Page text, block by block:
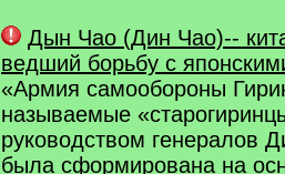
Дын Чао (Дин Чао)--
ведший борьбу с
«Армия самообороны
называемые
руководством генералов
была сформирована на